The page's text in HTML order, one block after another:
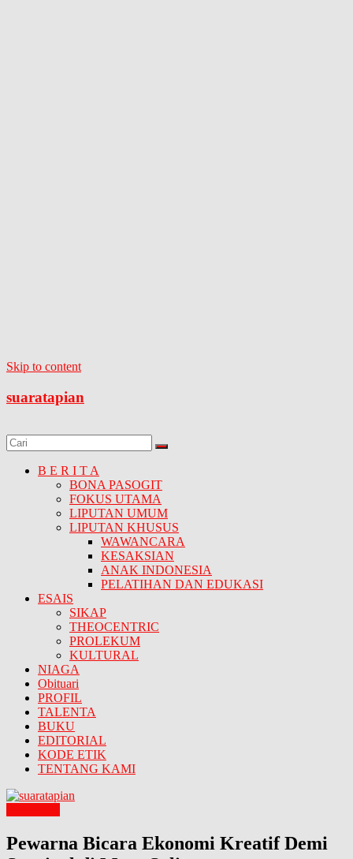
Skip to content
suaratapian
B E R I T A
BONA PASOGIT
FOKUS UTAMA
LIPUTAN UMUM
LIPUTAN KHUSUS
WAWANCARA
KESAKSIAN
ANAK INDONESIA
PELATIHAN DAN EDUKASI
ESAIS
SIKAP
THEOCENTRIC
PROLEKUM
KULTURAL
NIAGA
Obituari
PROFIL
TALENTA
BUKU
EDITORIAL
KODE ETIK
TENTANG KAMI
Pewarna Bicara Ekonomi Kreatif Demi